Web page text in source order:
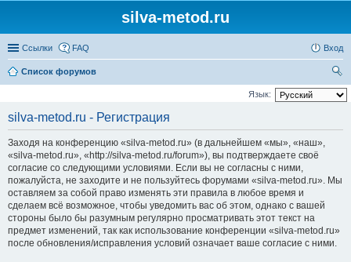
silva-metod.ru
Ссылки FAQ Вход
Список форумов
ои
Язык:
silva-metod.ru - Регистрация
Заходя на конференцию «silva-metod.ru» (в дальнейшем «мы», «наш»,
«silva-metod.ru», «http://silva-metod.ru/forum»), вы подтверждаете своё
согласие со следующими условиями. Если вы не согласны с ними,
пожалуйста, не заходите и не пользуйтесь форумами «silva-metod.ru». Мы
оставляем за собой право изменять эти правила в любое время и
сделаем всё возможное, чтобы уведомить вас об этом, однако с вашей
стороны было бы разумным регулярно просматривать этот текст на
предмет изменений, так как использование конференции «silva-metod.ru»
после обновления/исправления условий означает ваше согласие с ними.